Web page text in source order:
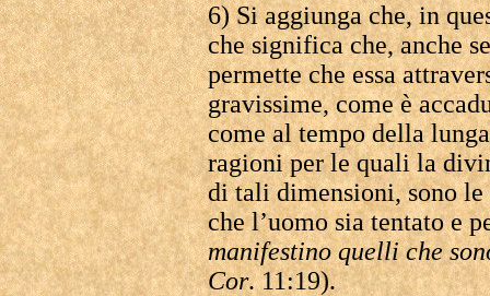
6) Si aggiunga che, in
che significa che, anche
permette che essa
gravissime, come è
come al tempo della
ragioni per le quali la
di tali dimensioni, sono le
che l’uomo sia tentato e
manifestino quelli che
Cor. 11:19).